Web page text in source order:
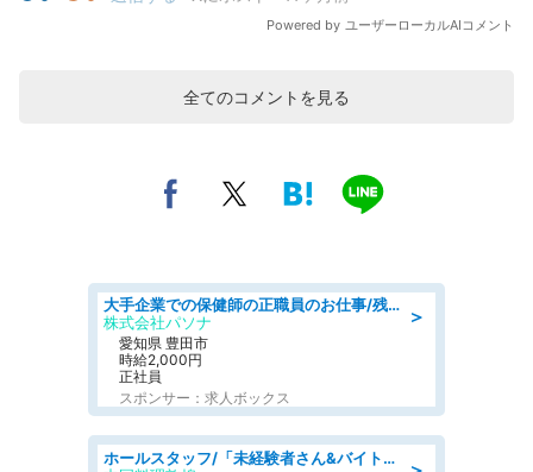
全てのコメントを見る
＞
大手企業での保健師の正職員のお仕事/残業なし/要資格:保健師
株式会社パソナ
愛知県 豊田市
時給2,000円
正社員
スポンサー：求人ボックス
ホールスタッフ/「未経験者さん&バイトデビューも大歓迎」残業ほぼなし×1日3時間〜勤務OK!フォロー体制も充実/広島県/広島市南区